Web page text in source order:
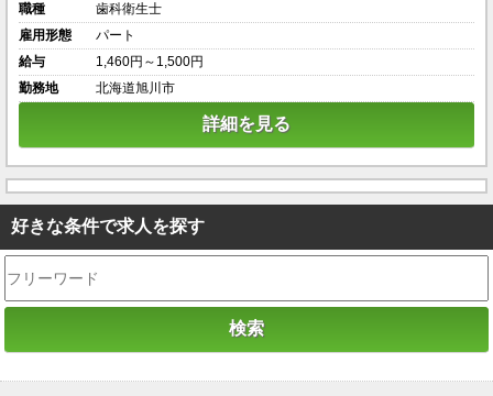
職種
歯科衛生士
雇用形態
パート
給与
1,460円～1,500円
勤務地
北海道旭川市
詳細を見る
好きな条件で求人を探す